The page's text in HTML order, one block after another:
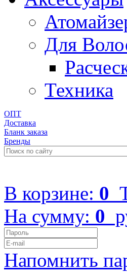
Для
Техника
ОПТ
Доставка
Бланк заказа
Бренды
В корзине: 0
На сумму: 0
Напомнить